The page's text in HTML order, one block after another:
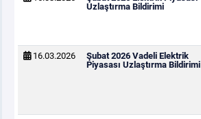
Uzlaştırma Bildirimi
16.03.2026
Şubat 2026 Vadeli Elektrik
Piyasası Uzlaştırma Bildirimi